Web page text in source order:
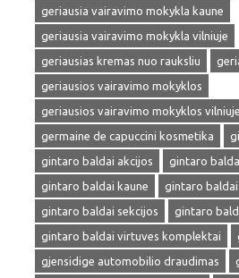
geriausia vairavimo mokykla kaune
geriausia vairavimo mokykla vilniuje
geriausias kremas nuo rauksliu
geriausios vairavimo mokyklos
geriausios vairavimo mokyklos vilniuje
germaine de capuccini kosmetika
gintaro baldai akcijos
gintaro
gintaro baldai kaune
gintaro
gintaro baldai sekcijos
gintaro
gintaro baldai virtuves komplektai
gjensidige automobilio draudimas